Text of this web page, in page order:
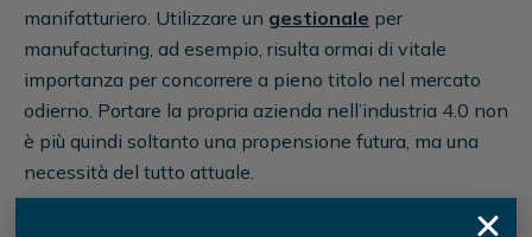
manifatturiero. Utilizzare un gestionale per
manufacturing, ad esempio, risulta ormai di vitale
importanza per concorrere a pieno titolo nel mercato
odierno. Portare la propria azienda nell’industria 4.0 non
è più quindi soltanto una propensione futura, ma una
necessità del tutto attuale.